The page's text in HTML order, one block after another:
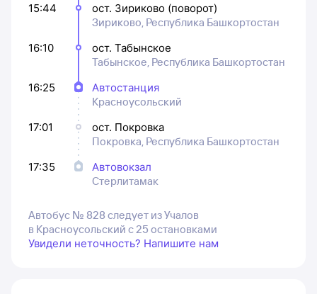
15:44
ост. Зириково (поворот)
Зириково, Республика Башкортостан
16:10
ост. Табынское
Табынское, Республика Башкортостан
16:25
Автостанция
Красноусольский
17:01
ост. Покровка
Покровка, Республика Башкортостан
17:35
Автовокзал
Стерлитамак
Автобус № 828 следует из Учалов
в Красноусольский с 25 остановками
Увидели неточность? Напишите нам